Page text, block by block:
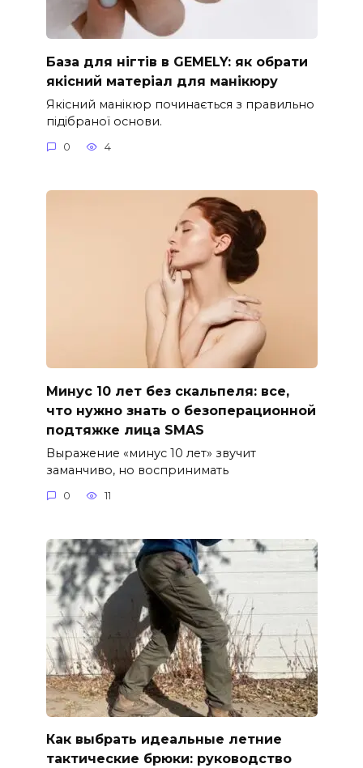
База для нігтів в GEMELY: як обрати
якісний матеріал для манікюру
Якісний манікюр починається з правильно
підібраної основи.
0 4
Минус 10 лет без скальпеля: все,
что нужно знать о безоперационной
подтяжке лица SMAS
Выражение «минус 10 лет» звучит
заманчиво, но воспринимать
0 11
Как выбрать идеальные летние
тактические брюки: руководство